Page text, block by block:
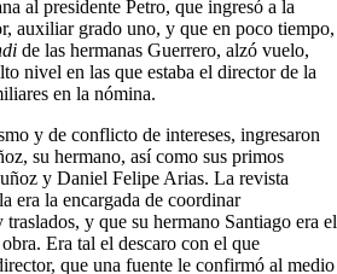
al presidente Petro, que ingresó a la
auxiliar grado uno, y que en poco tiempo,
de las hermanas Guerrero, alzó vuelo,
nivel en las que estaba el director de la
en la nómina.
y de conflicto de intereses, ingresaron
su hermano, así como sus primos
y Daniel Felipe Arias. La revista
era la encargada de coordinar
y que su hermano Santiago era el
Era tal el descaro con el que
que una fuente le confirmó al medio